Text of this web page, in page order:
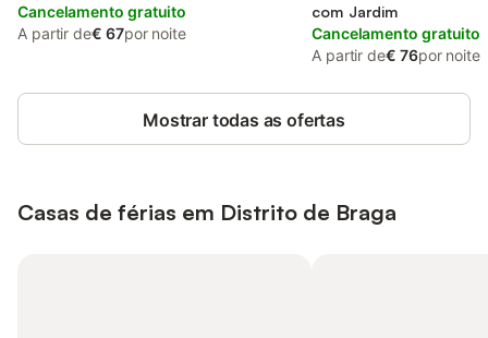
Cancelamento gratuito
A partir de€ 67por noite
com Jardim
Cancelamento gratuito
A partir de€ 76por noite
Mostrar todas as ofertas
Casas de férias em Distrito de Braga